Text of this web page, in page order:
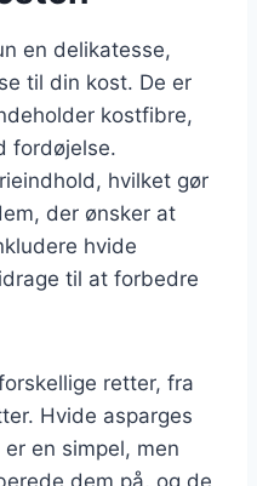
en delikatesse,
til din kost. De er
kostfibre,
fordøjelse.
hvilket gør
der ønsker at
hvide
til at forbedre
retter, fra
Hvide asparges
en simpel, men
dem på, og de